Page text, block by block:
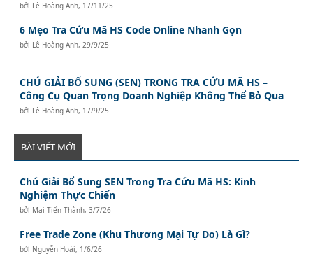
bởi Lê Hoàng Anh, 17/11/25
6 Mẹo Tra Cứu Mã HS Code Online Nhanh Gọn
bởi Lê Hoàng Anh,29/9/25
CHÚ GIẢI BỔ SUNG (SEN) TRONG TRA CỨU MÃ HS –
Công Cụ Quan Trọng Doanh Nghiệp Không Thể Bỏ Qua
bởi Lê Hoàng Anh, 17/9/25
BÀI VIẾT MỚI
Chú Giải Bổ Sung SEN Trong Tra Cứu Mã HS: Kinh
Nghiệm Thực Chiến
bởi Mai Tiến Thành,3/7/26
Free Trade Zone (Khu Thương Mại Tự Do) Là Gì?
bởi Nguyễn Hoài, 1/6/26